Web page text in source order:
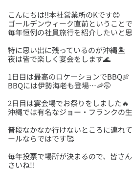
こんにちは‼️本社営業所のKです😊
ゴールデンウィーク直前ということで
特に思い出に残っているのが沖縄🏝
1日目は最高のロケーションでBBQ🍖
2日目は宴会場でお祭りをしました🔥
普段なかなか行けないところに連れ
毎年投票で場所が決まるので、皆さ